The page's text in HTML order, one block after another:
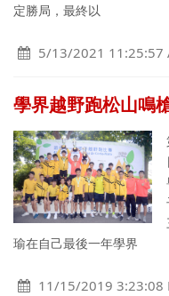
定勝局，最終以
5/13/2021 11:25:57
學界越野跑松山鳴
瑜在自己最後一年學界
11/15/2019 3:23:08